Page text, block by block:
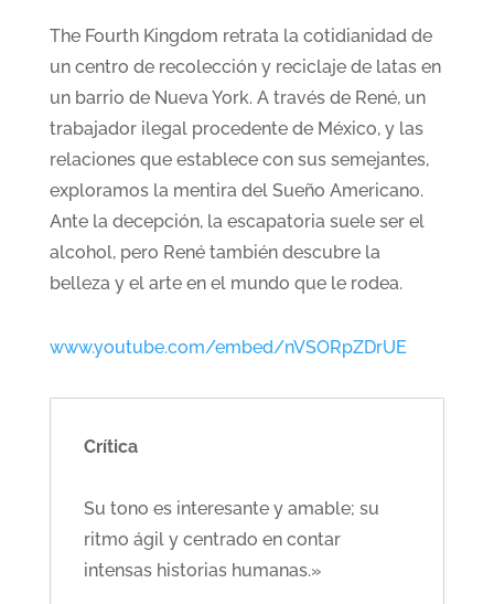
The Fourth Kingdom retrata la cotidianidad de
un centro de recolección y reciclaje de latas en
un barrio de Nueva York. A través de René, un
trabajador ilegal procedente de México, y las
relaciones que establece con sus semejantes,
exploramos la mentira del Sueño Americano.
Ante la decepción, la escapatoria suele ser el
alcohol, pero René también descubre la
belleza y el arte en el mundo que le rodea.
www.youtube.com/embed/nVSORpZDrUE
Crítica
Su tono es interesante y amable; su
ritmo ágil y centrado en contar
intensas historias humanas.»